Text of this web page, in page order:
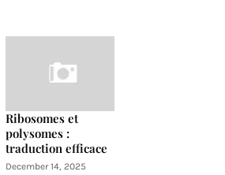
Ribosomes et
polysomes :
traduction efficace
December 14, 2025